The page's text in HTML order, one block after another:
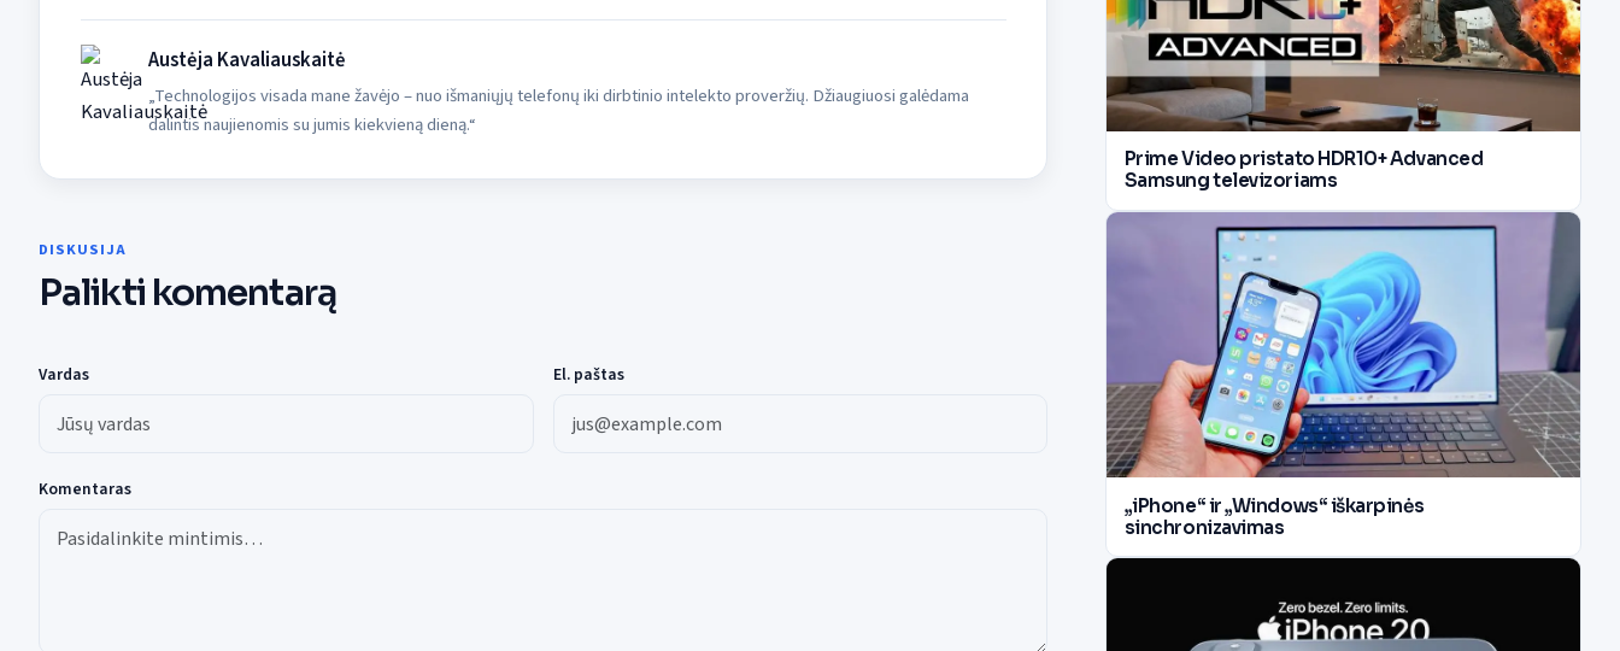
Austėja Kavaliauskaitė
„Technologijos visada mane žavėjo – nuo išmaniųjų telefonų iki dirbtinio intelekto proveržių. Džiaugiuosi galėdama
dalintis naujienomis su jumis kiekvieną dieną.“
DISKUSIJA
Palikti komentarą
Vardas El. paštas
Komentaras
Prime Video pristato HDR10+ Advanced
Samsung televizoriams
„iPhone“ ir „Windows“ iškarpinės
sinchronizavimas